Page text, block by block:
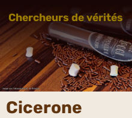
Chercheurs de vérités
Cicerone